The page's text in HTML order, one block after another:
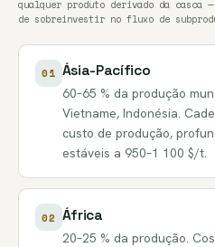
qualquer produto derivado da casca
de sobreinvestir no fluxo de
01 Ásia-Pacífico
60–65 % da produção
Vietname, Indonésia.
custo de produção,
estáveis a 950–1 100 $/t.
02 África
20–25 % da produção.